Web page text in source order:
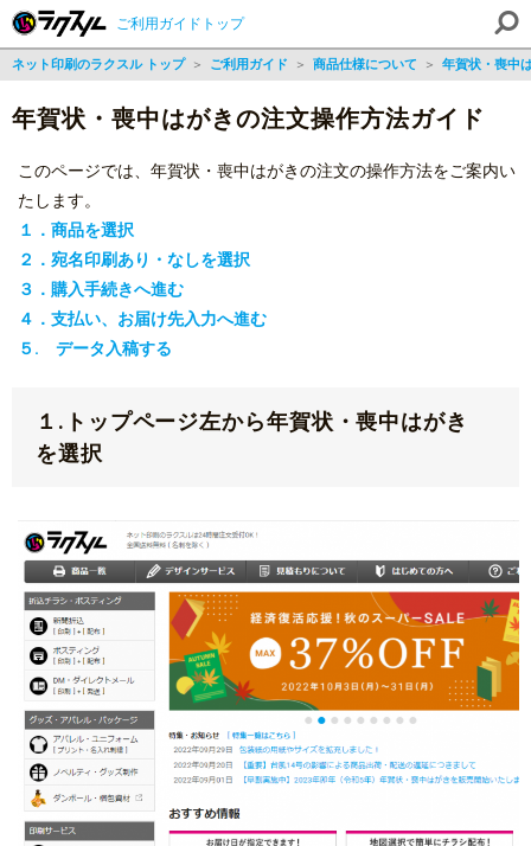
ご利用ガイドトップ
ネット印刷のラクスル トップ ＞ ご利用ガイド ＞ 商品仕様について ＞ 年賀状・喪中
年賀状・喪中はがきの注文操作方法ガイド
このページでは、年賀状・喪中はがきの注文の操作方法をご案内い
たします。
１．商品を選択
２．宛名印刷あり・なしを選択
３．購入手続きへ進む
４．支払い、お届け先入力へ進む
５. データ入稿する
１.トップページ左から年賀状・喪中はがき
を選択